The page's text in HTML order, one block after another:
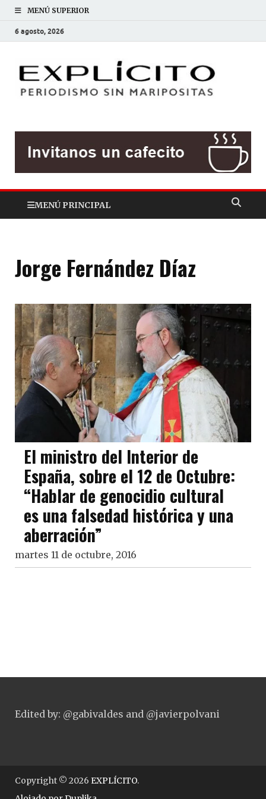
MENÚ SUPERIOR
6 agosto, 2026
MENÚ PRINCIPAL
Jorge Fernández Díaz
El ministro del Interior de
España, sobre el 12 de Octubre:
“Hablar de genocidio cultural
es una falsedad histórica y una
aberración”
martes 11 de octubre, 2016
Edited by: @gabivaldes and @javierpolvani
Copyright © 2026 EXPLÍCITO.